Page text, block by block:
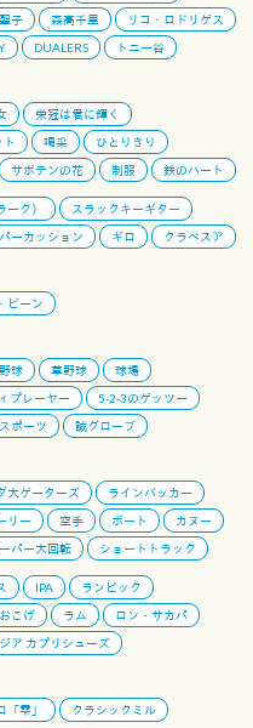
子 森高千里
リコ・ロドリゲス
DUALERS
トニー谷
栄冠は君に輝く
喝采
ひとりきり
サボテンの花 制服 鉄のハート
ク）
スラックキーギター
パーカッション ギロ
クラベスア
ビーン
球 草野球
球場
プレーヤー
5-2-3のゲッツー
ポーツ
誠グローブ
大ゲーターズ
ラインバッカー
リー 空手 ボート
カヌー
パー大回転 ショートトラック
IPA
ランビック
おこげ ラム
ロン・サカパ
ア カプリシューズ
「雫」
クラシックミル